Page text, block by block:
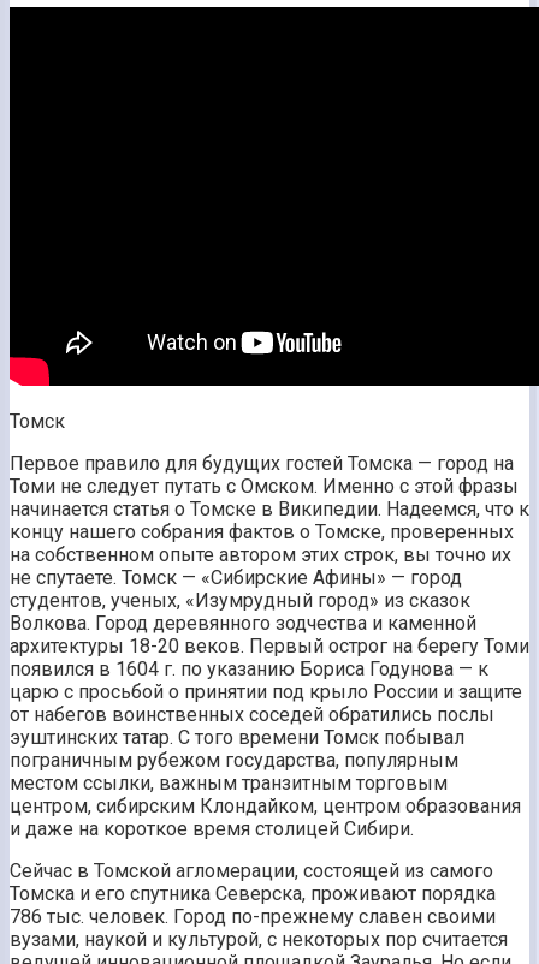
Томск
Первое правило для будущих гостей Томска — город на
Томи не следует путать с Омском. Именно с этой фразы
начинается статья о Томске в Википедии. Надеемся, что к
концу нашего собрания фактов о Томске, проверенных
на собственном опыте автором этих строк, вы точно их
не спутаете. Томск — «Сибирские Афины» — город
студентов, ученых, «Изумрудный город» из сказок
Волкова. Город деревянного зодчества и каменной
архитектуры 18-20 веков. Первый острог на берегу Томи
появился в 1604 г. по указанию Бориса Годунова — к
царю с просьбой о принятии под крыло России и защите
от набегов воинственных соседей обратились послы
эуштинских татар. С того времени Томск побывал
пограничным рубежом государства, популярным
местом ссылки, важным транзитным торговым
центром, сибирским Клондайком, центром образования
и даже на короткое время столицей Сибири.
Сейчас в Томской агломерации, состоящей из самого
Томска и его спутника Северска, проживают порядка
786 тыс. человек. Город по-прежнему славен своими
вузами, наукой и культурой, с некоторых пор считается